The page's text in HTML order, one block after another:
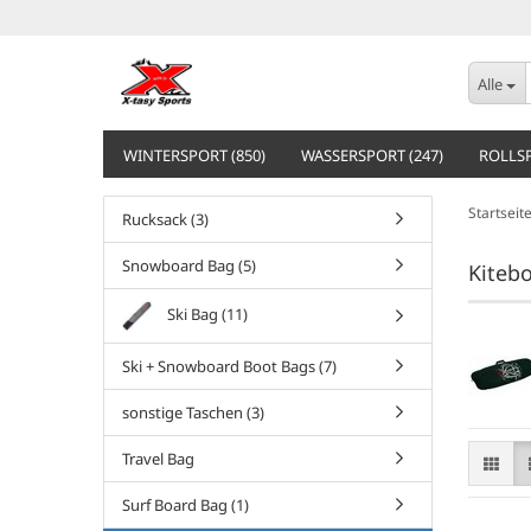
Alle
WINTERSPORT (850) WASSERSPORT (247)
Startseite
Rucksack (3)
Snowboard Bag (5)
Ski Bag (11)
Ski + Snowboard Boot Bags (7)
sonstige Taschen (3)
Travel Bag
Surf Board Bag (1)